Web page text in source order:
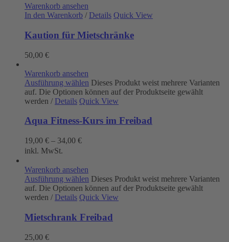
Warenkorb ansehen
In den Warenkorb / Details Quick View
Kaution für Mietschränke
50,00 €
Warenkorb ansehen
Ausführung wählen Dieses Produkt weist mehrere Varianten
auf. Die Optionen können auf der Produktseite gewählt
werden / Details Quick View
Aqua Fitness-Kurs im Freibad
19,00 € – 34,00 €
inkl. MwSt.
Warenkorb ansehen
Ausführung wählen Dieses Produkt weist mehrere Varianten
auf. Die Optionen können auf der Produktseite gewählt
werden / Details Quick View
Mietschrank Freibad
25,00 €